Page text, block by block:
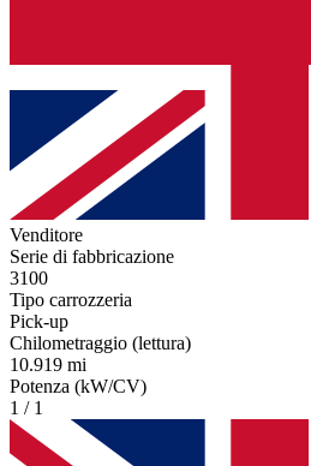
Venditore
Serie di fabbricazione
3100
Tipo carrozzeria
Pick-up
Chilometraggio (lettura)
10.919 mi
Potenza (kW/CV)
1 / 1